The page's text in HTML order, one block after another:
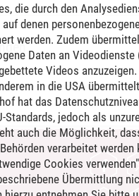
die durch den
denen
werden. Zudem
Daten an Videodienste
Videos
in die USA
hat das
Standards, jedoch als
auch die Möglichkeit,
verarbeitet werden
Cookies
Übermittlung